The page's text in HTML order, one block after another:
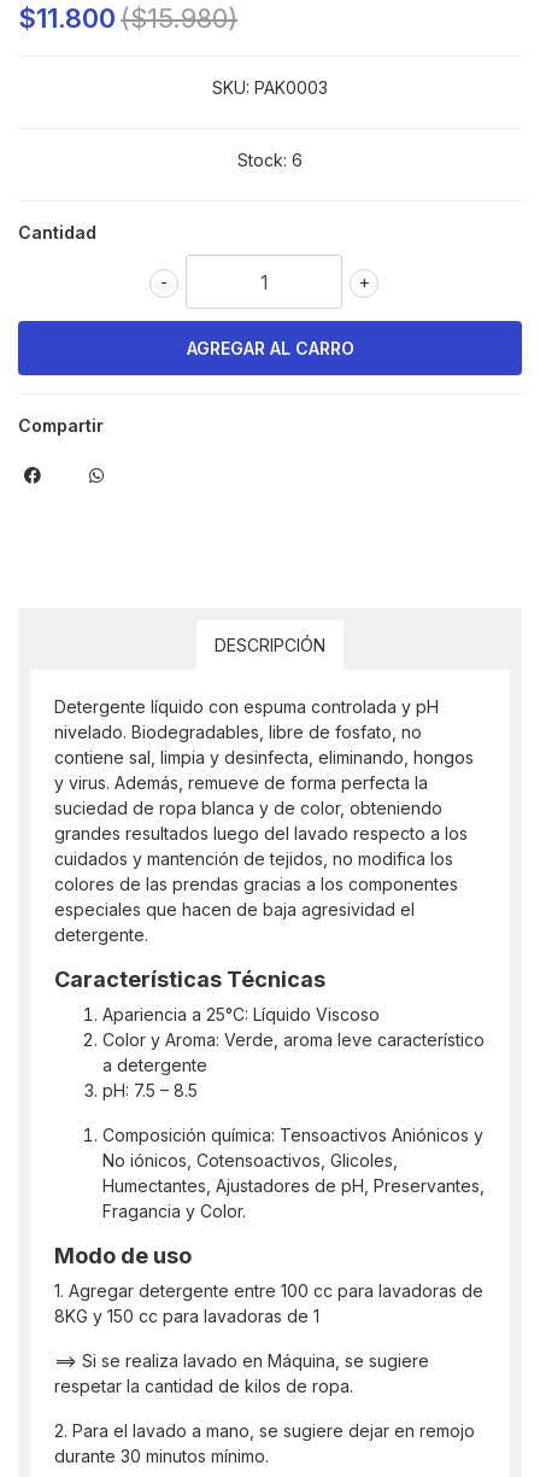
$11.800($15.980)
SKU: PAK0003
Stock: 6
Cantidad
+
-
Compartir
DESCRIPCIÓN
Detergente líquido con espuma controlada y pH
nivelado. Biodegradables, libre de fosfato, no
contiene sal, limpia y desinfecta, eliminando, hongos
y virus. Además, remueve de forma perfecta la
suciedad de ropa blanca y de color, obteniendo
grandes resultados luego del lavado respecto a los
cuidados y mantención de tejidos, no modifica los
colores de las prendas gracias a los componentes
especiales que hacen de baja agresividad el
detergente.
Características Técnicas
Apariencia a 25°C: Líquido Viscoso
Color y Aroma: Verde, aroma leve característico
a detergente
pH: 7.5 – 8.5
Composición química: Tensoactivos Aniónicos y
No iónicos, Cotensoactivos, Glicoles,
Humectantes, Ajustadores de pH, Preservantes,
Fragancia y Color.
Modo de uso
1. Agregar detergente entre 100 cc para lavadoras de
8KG y 150 cc para lavadoras de 1
==> Si se realiza lavado en Máquina, se sugiere
respetar la cantidad de kilos de ropa.
2. Para el lavado a mano, se sugiere dejar en remojo
durante 30 minutos mínimo.